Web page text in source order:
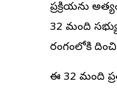
ప్రక్రియను
32 మంది
రంగంలోకి
ఈ 32 మంది